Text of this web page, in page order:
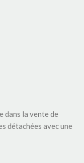
dans la vente de
détachées avec une